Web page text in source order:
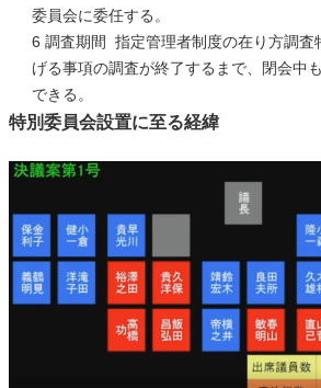
委員会に委任する。
6 調査期間  指定管理者制度の在り方調
げる事項の調査が終了するまで、閉会中
できる。
特別委員会設置に至る経緯